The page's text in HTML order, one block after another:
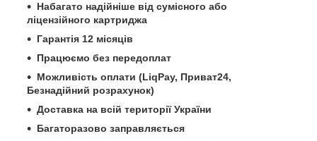
Набагато надійніше від сумісного або
ліцензійного картриджа
Гарантія 12 місяців
Працюємо без передоплат
Можливість оплати (LiqPay, Приват24,
Безнадійний розрахунок)
Доставка на всій території України
Багаторазово заправляється